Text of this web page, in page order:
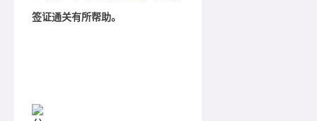
签证通关有所帮助。